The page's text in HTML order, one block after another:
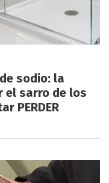
sodio: la
el sarro de los
PERDER